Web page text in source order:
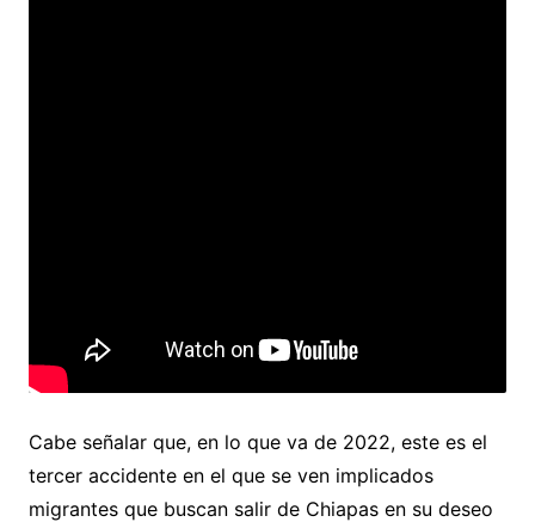
Cabe señalar que, en lo que va de 2022, este es el
tercer accidente en el que se ven implicados
migrantes que buscan salir de Chiapas en su deseo